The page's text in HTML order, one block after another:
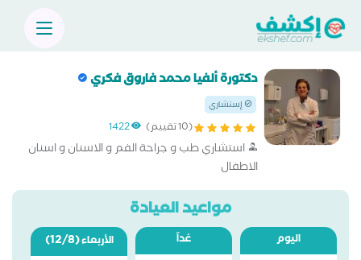
دكتورة ألفيا محمد فاروق فكري
إستشاري
(10 تقييم) 1422
استشاري طب و جراحة الفم و الاسنان و اسنان
الاطفال
مواعيد العيادة
اليوم غداً الأربعاء(12/8)